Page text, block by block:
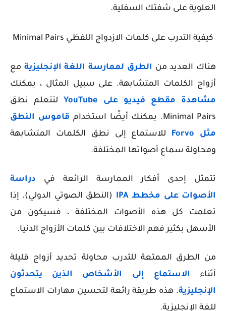
العلوية على شفتك السفلية.
كيفية التدرب على كلمات الازدواج اللفظي Minimal Pairs
هناك العديد من الطرق لممارسة اللغة الإنجليزية مع
أزواج الكلمات المتشابهة. على سبيل المثال ، يمكنك
مشاهدة مقطع فيديو على YouTube
لتتعلم نطق
Minimal Pairs. يمكنك أيضًا استخدام
قاموس النطق
مثل Forvo
للاستماع إلى نطق الكلمات المتشابهة
ومحاولة سماع أصواتها المختلفة.
تتمثل إحدى أفكار الممارسة الرائعة في دراسة
الأصوات على مخطط IPA
(النطق الصوتي الدولي). إذا
تعلمت كل هذه الأصوات المختلفة ، فسيكون من
الأسهل بكثير فهم الاختلافات بين كلمات الأزواج الدنيا.
من الطرق الممتعة للتدرب محاولة تحديد أزواج قليلة
أثناء
الاستماع إلى الأشخاص الذين يتحدثون
الإنجليزية. هذه طريقة رائعة لتحسين مهارات الاستماع
للغة الإنجليزية.